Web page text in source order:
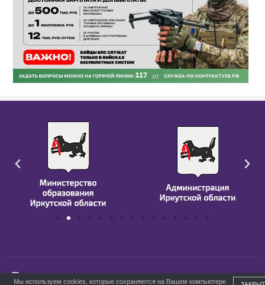
Мы используем cookies, которые сохраняются на Вашем компьютере